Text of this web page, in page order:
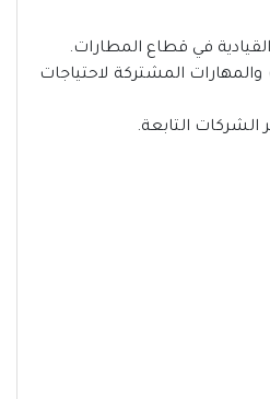
في قطاع المطارات.
المشتركة لاحتياجات
الشركات التابعة.